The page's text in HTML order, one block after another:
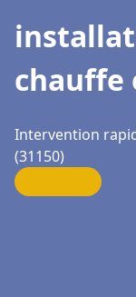
chauffe
Intervention
(31150)